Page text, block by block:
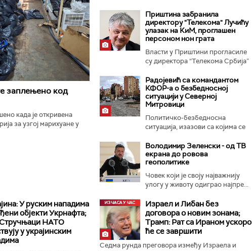
заплењено код
када је откривена
за узгој марихуане у
Приштина забранила
директору "Телекома" Лучићу
улазак на КиМ, проглашен
персоном нон грата
Власти у Приштини прогласиле
су директора “Телекома Србија”
Радојевић са командантом
КФОР-а о безбедносној
ситуацији у Северној
Митровици
Политичко-безбедносна
ситуација, изазови са којима се
Володимир Зеленски - од ТВ
екрана до ровова
геополитике
Човек који је своју најважнију
улогу у животу одиграо најпре...
У руским нападима
објекти Укрнафта;
НАТО
у украјинским
Израел и Либан без
договора о новим зонама;
Трамп: Рат са Ираном ускоро
ће се завршити
Седма рунда преговора између Израела и